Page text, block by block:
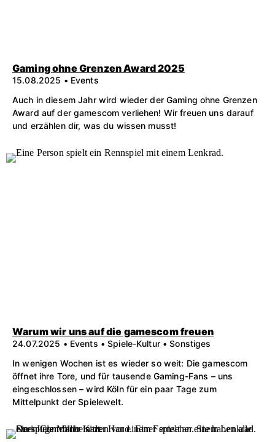
Gaming ohne Grenzen Award 2025
15.08.2025 • Events
Auch in diesem Jahr wird wieder der Gaming ohne Grenzen
Award auf der gamescom verliehen! Wir freuen uns darauf
und erzählen dir, was du wissen musst!
Warum wir uns auf die gamescom freuen
24.07.2025 • Events • Spiele-Kultur • Sonstiges
In wenigen Wochen ist es wieder so weit: Die gamescom
öffnet ihre Tore, und für tausende Gaming-Fans – uns
eingeschlossen – wird Köln für ein paar Tage zum
Mittelpunkt der Spielewelt.